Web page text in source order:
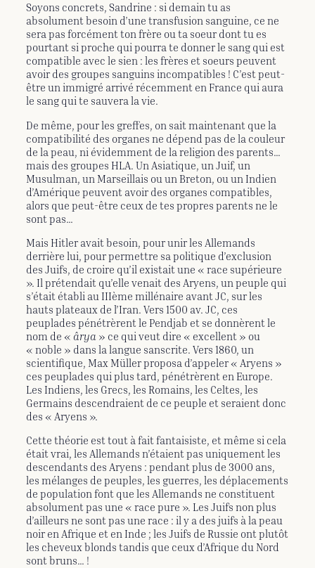
Soyons concrets, Sandrine : si demain tu as
absolument besoin d’une transfusion sanguine, ce ne
sera pas forcément ton frère ou ta soeur dont tu es
pourtant si proche qui pourra te donner le sang qui est
compatible avec le sien : les frères et soeurs peuvent
avoir des groupes sanguins incompatibles ! C’est peut-
être un immigré arrivé récemment en France qui aura
le sang qui te sauvera la vie.
De même, pour les greffes, on sait maintenant que la
compatibilité des organes ne dépend pas de la couleur
de la peau, ni évidemment de la religion des parents…
mais des groupes HLA. Un Asiatique, un Juif, un
Musulman, un Marseillais ou un Breton, ou un Indien
d’Amérique peuvent avoir des organes compatibles,
alors que peut-être ceux de tes propres parents ne le
sont pas…
Mais Hitler avait besoin, pour unir les Allemands
derrière lui, pour permettre sa politique d’exclusion
des Juifs, de croire qu’il existait une « race supérieure
». Il prétendait qu’elle venait des Aryens, un peuple qui
s’était établi au IIIème millénaire avant JC, sur les
hauts plateaux de l’Iran. Vers 1500 av. JC, ces
peuplades pénétrèrent le Pendjab et se donnèrent le
nom de « ârya » ce qui veut dire « excellent » ou
« noble » dans la langue sanscrite. Vers 1860, un
scientifique, Max Müller proposa d’appeler « Aryens »
ces peuplades qui plus tard, pénétrèrent en Europe.
Les Indiens, les Grecs, les Romains, les Celtes, les
Germains descendraient de ce peuple et seraient donc
des « Aryens ».
Cette théorie est tout à fait fantaisiste, et même si cela
était vrai, les Allemands n’étaient pas uniquement les
descendants des Aryens : pendant plus de 3000 ans,
les mélanges de peuples, les guerres, les déplacements
de population font que les Allemands ne constituent
absolument pas une « race pure ». Les Juifs non plus
d’ailleurs ne sont pas une race : il y a des juifs à la peau
noir en Afrique et en Inde ; les Juifs de Russie ont plutôt
les cheveux blonds tandis que ceux d’Afrique du Nord
sont bruns… !